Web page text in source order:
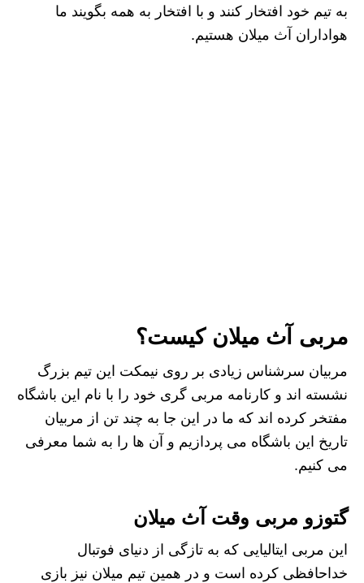
به تیم خود افتخار کنند و با افتخار به همه بگویند ما
هواداران آث میلان هستیم.
مربی آث میلان کیست؟
مربیان سرشناس زیادی بر روی نیمکت این تیم بزرگ
نشسته اند و کارنامه مربی گری خود را با نام این باشگاه
مفتخر کرده اند که ما در این جا به چند تن از مربیان
تاریخ این باشگاه می پردازیم و آن ها را به شما معرفی
می کنیم.
گتوزو مربی وقت آث میلان
این مربی ایتالیایی که به تازگی از دنیای فوتبال
خداحافظی کرده است و در همین تیم میلان نیز بازی